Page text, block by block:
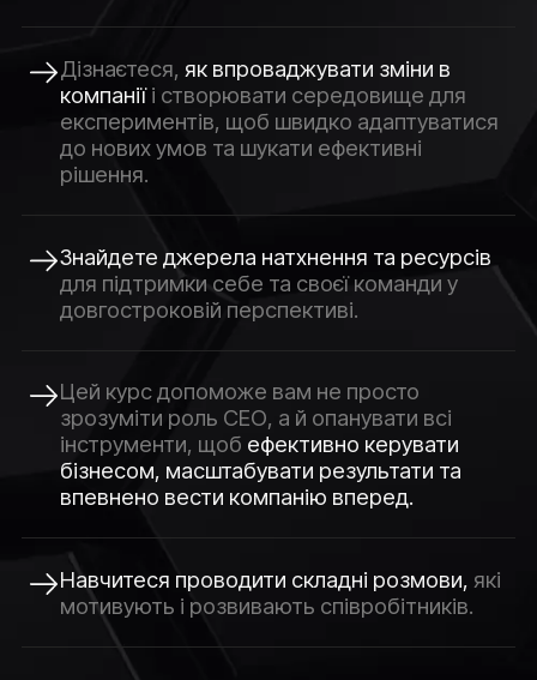
Дізнаєтеся, як впроваджувати зміни в
компаніїі створювати середовище для
експериментів, щоб швидко адаптуватися
до нових умов та шукати ефективні
рішення.
Знайдете джерела натхнення та ресурсів
для підтримки себе та своєї команди у
довгостроковій перспективі.
Цей курс допоможе вам не просто
зрозуміти роль СЕО, а й опанувати всі
інструменти, щоб ефективно керувати
бізнесом, масштабувати результати та
впевнено вести компанію вперед.
Навчитеся проводити складні розмови,які
мотивують і розвивають співробітників.